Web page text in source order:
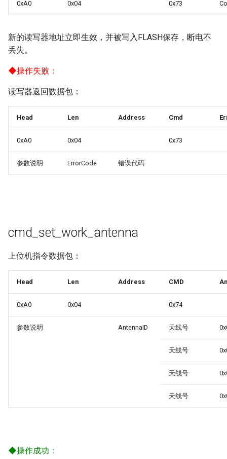
0xA0 0x04 0x73
新的读写器地址立即生效，并被写入FLASH保存，断电不
丢失。
◆操作失败：
读写器返回数据包：
Head Len Address Cmd
0xA0 0x04 0x73
参数说明 ErrorCode 错误代码
cmd_set_work_antenna
上位机指令数据包：
Head Len Address CMD
0xA0 0x04 0x74
参数说明 AntennaID 天线号
天线号
天线号
天线号
◆操作成功：